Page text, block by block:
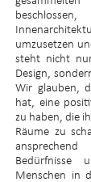
umzusetzen
steht nicht
Design,
Wir glauben,
hat, eine
zu haben, die
Räume zu
Bedürfnisse
Menschen in